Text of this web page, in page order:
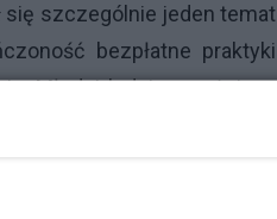
się szczególnie jeden temat
bezpłatne praktyki
Młodzi ludzie uważają –
do stworzenia kampanii,
do niej różnych grup
To pierwsza kampania